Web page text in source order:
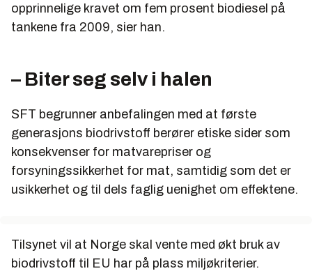
opprinnelige kravet om fem prosent biodiesel på
tankene fra 2009, sier han.
– Biter seg selv i halen
SFT begrunner anbefalingen med at første
generasjons biodrivstoff berører etiske sider som
konsekvenser for matvarepriser og
forsyningssikkerhet for mat, samtidig som det er
usikkerhet og til dels faglig uenighet om effektene.
Tilsynet vil at Norge skal vente med økt bruk av
biodrivstoff til EU har på plass miljøkriterier.